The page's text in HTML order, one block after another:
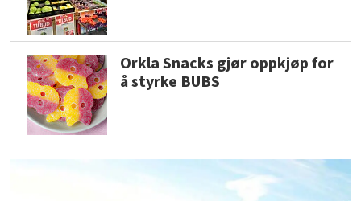
Orkla Snacks gjør oppkjøp for
å styrke BUBS